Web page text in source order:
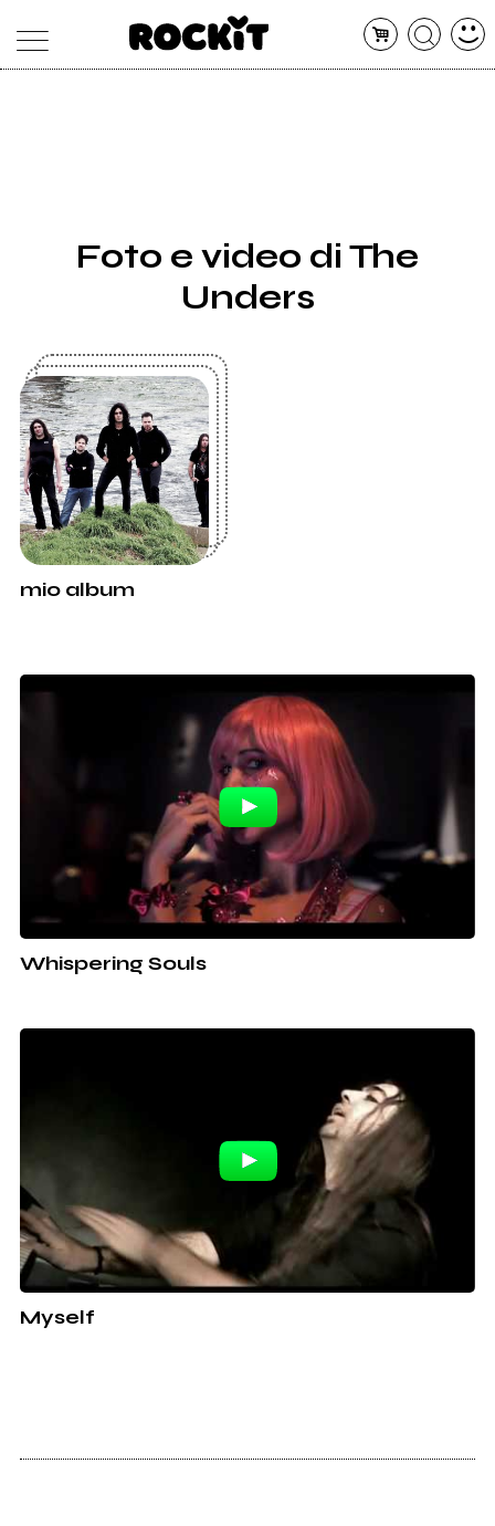
RADIO
Foto e video di The
Unders
mio album
Whispering Souls
Myself